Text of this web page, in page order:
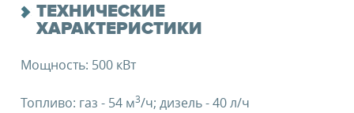
ТЕХНИЧЕСКИЕ
ХАРАКТЕРИСТИКИ
Мощность: 500 кВт
Топливо: газ - 54 м3/ч; дизель - 40 л/ч